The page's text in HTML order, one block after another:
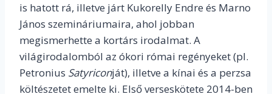
is hatott rá, illetve járt Kukorelly Endre és Marno
János szemináriumaira, ahol jobban
megismerhette a kortárs irodalmat. A
világirodalomból az ókori római regényeket (pl.
Petronius Satyriconját), illetve a kínai és a perzsa
költészetet emelte ki. Első verseskötete 2014-ben